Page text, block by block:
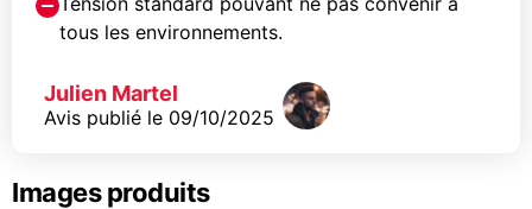
tous les environnements.
Julien Martel
Avis publié le 09/10/2025
Images produits